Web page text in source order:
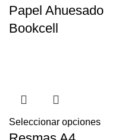
Papel Ahuesado
Bookcell
Seleccionar opciones